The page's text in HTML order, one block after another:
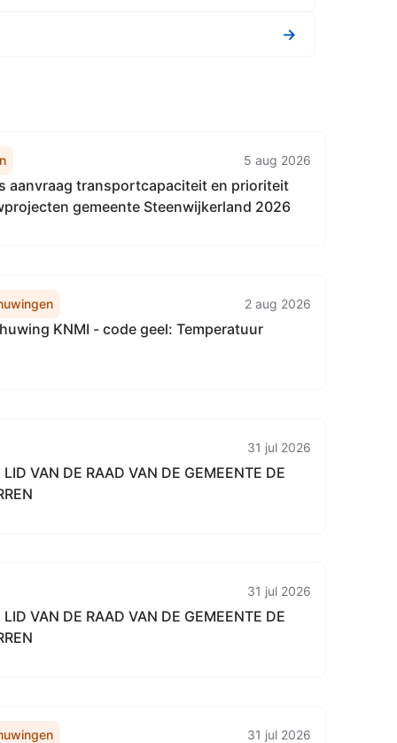
→
5 aug 2026
aanvraag transportcapaciteit en prioriteit
gemeente Steenwijkerland 2026
2 aug 2026
KNMI - code geel: Temperatuur
31 jul 2026
VAN DE RAAD VAN DE GEMEENTE DE
31 jul 2026
VAN DE RAAD VAN DE GEMEENTE DE
31 jul 2026